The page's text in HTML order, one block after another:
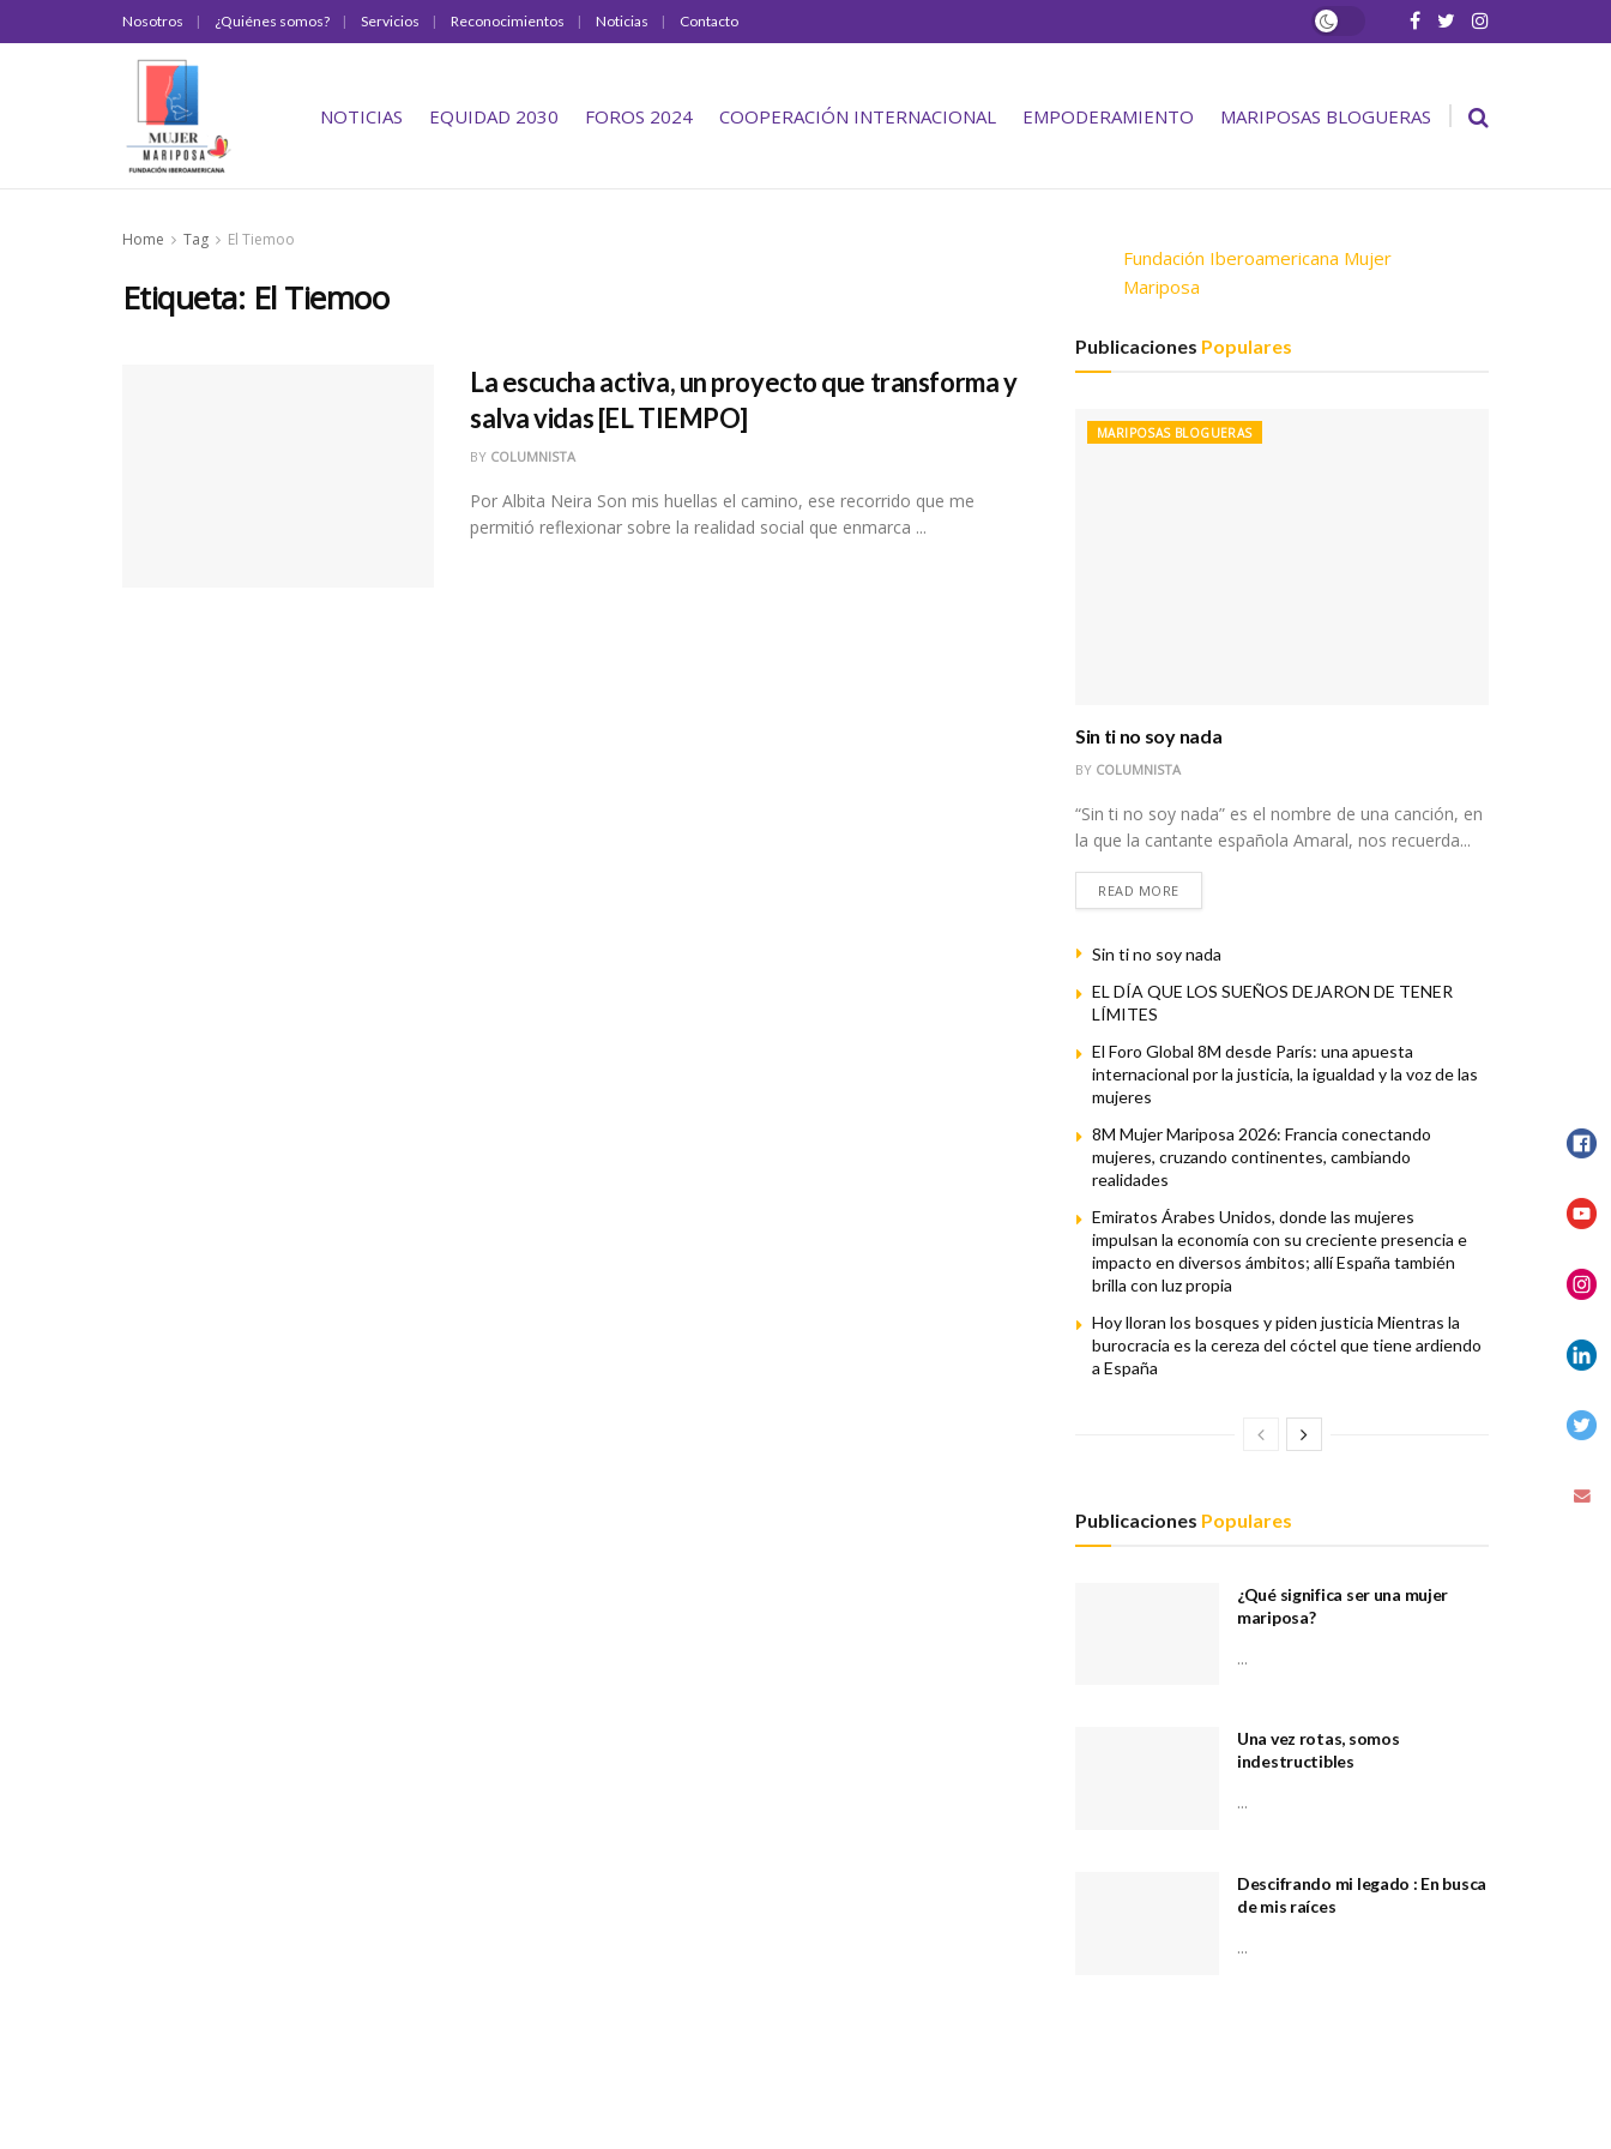
Nosotros ¿Quiénes somos? Servicios Reconocimientos Noticias Contacto
NOTICIAS EQUIDAD 2030 FOROS 2024 COOPERACIÓN INTERNACIONAL EMPODERAMIENTO MARIPOSAS BLOGUERAS
Home Tag El Tiemoo
Etiqueta: El Tiemoo
La escucha activa, un proyecto que transforma y
salva vidas [EL TIEMPO]
BY COLUMNISTA
Por Albita Neira Son mis huellas el camino, ese recorrido que me
permitió reflexionar sobre la realidad social que enmarca ...
Fundación Iberoamericana Mujer
Mariposa
Publicaciones Populares
MARIPOSAS BLOGUERAS
Sin ti no soy nada
BY COLUMNISTA
“Sin ti no soy nada” es el nombre de una canción, en
la que la cantante española Amaral, nos recuerda...
READ MORE
Sin ti no soy nada
EL DÍA QUE LOS SUEÑOS DEJARON DE TENER
LÍMITES
El Foro Global 8M desde París: una apuesta
internacional por la justicia, la igualdad y la voz de las
mujeres
8M Mujer Mariposa 2026: Francia conectando
mujeres, cruzando continentes, cambiando
realidades
Emiratos Árabes Unidos, donde las mujeres
impulsan la economía con su creciente presencia e
impacto en diversos ámbitos; allí España también
brilla con luz propia
Hoy lloran los bosques y piden justicia Mientras la
burocracia es la cereza del cóctel que tiene ardiendo
a España
Publicaciones Populares
¿Qué significa ser una mujer
mariposa?
...
Una vez rotas, somos
indestructibles
...
Descifrando mi legado : En busca
de mis raíces
...